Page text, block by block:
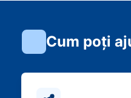
Cum poți